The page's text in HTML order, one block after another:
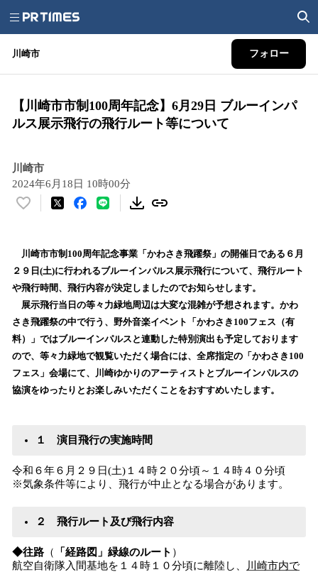
川崎市 フォロー
【川崎市市制100周年記念】6月29日 ブルーインパ
ルス展示飛行の飛行ルート等について
川崎市
2024年6月18日 10時00分
い
！
数
を
読
込
み
中
で
す
川崎市市制100周年記念事業「かわさき飛躍祭」の開催日である６月
２９日(土)に行われるブルーインパルス展示飛行について、飛行ルート
や飛行時間、飛行内容が決定しましたのでお知らせします。
展示飛行当日の等々力緑地周辺は大変な混雑が予想されます。かわ
さき飛躍祭の中で行う、野外音楽イベント「かわさき100フェス（有
料）」ではブルーインパルスと連動した特別演出も予定しております
ので、等々力緑地で観覧いただく場合には、全席指定の「かわさき100
フェス」会場にて、川崎ゆかりのアーティストとブルーインパルスの
協演をゆったりとお楽しみいただくことをおすすめいたします。
１ 演目飛行の実施時間
令和６年６月２９日(土)１４時２０分頃～１４時４０分頃
※気象条件等により、飛行が中止となる場合があります。
２ 飛行ルート及び飛行内容
◆往路 （ 「経路図」緑線のルート ）
航空自衛隊入間基地を１４時１０分頃に離陸し、
川崎市内で